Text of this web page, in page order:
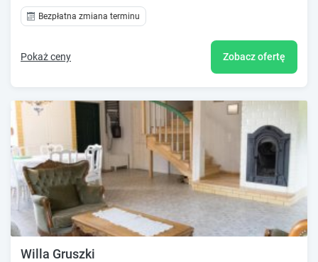
Bezpłatna zmiana terminu
Pokaż ceny Zobacz ofertę
Willa Gruszki